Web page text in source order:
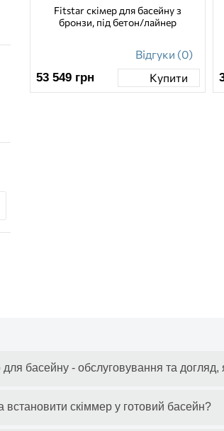
Fitstar скімер для басейну з
бронзи, під бетон/лайнер
Відгуки (0)
53 549 грн Купити
басейну - обслуговування та догляд,
скіммер у готовий басейн?